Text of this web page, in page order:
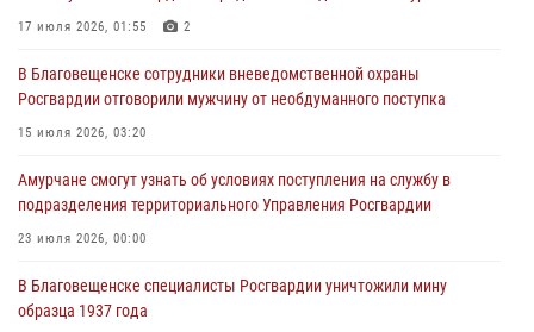
23 июля 2026, 00:00
Координационного совета по вопросам частной охранной
деятельности при Управлении Росгвардии по Амурской области
21 июля 2026, 01:10
17 июля 2026, 01:55 2
В Благовещенске сотрудники вневедомственной охраны
Росгвардии отговорили мужчину от необдуманного поступка
15 июля 2026, 03:20
Амурчане смогут узнать об условиях поступления на службу в
подразделения территориального Управления Росгвардии
23 июля 2026, 00:00
В Благовещенске специалисты Росгвардии уничтожили мину
образца 1937 года